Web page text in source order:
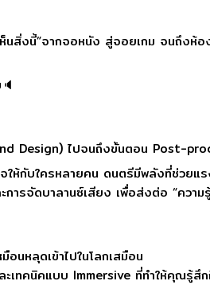
สิ่งนี้”จากจอหนัง สู่จอยเกม จนถึงห้อ
Design) ไปจนถึงขั้นตอน Post-
ห้กับใครหลายคน ดนตรีมีพลังที่ช่วยแ
รจัดบาลานซ์เสียง เพื่อส่งต่อ “ความ
นหลุดเข้าไปในโลกเสมือน
เทคนิคแบบ Immersive ที่ทำให้คุณรู้สึ